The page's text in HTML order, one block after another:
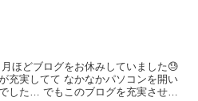
ほどブログをお休みしていました😓
充実してて なかなかパソコンを開い
した… でもこのブログを充実させた